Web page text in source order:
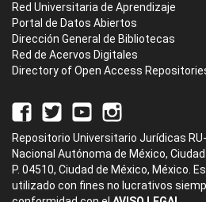
Red Universitaria de Aprendizaje
Portal de Datos Abiertos
Dirección General de Bibliotecas
Red de Acervos Digitales
Directory of Open Access
Repositorio Universitario Jurídicas
Nacional Autónoma de México,
P. 04510, Ciudad de México, México.
utilizado con fines no lucrativos